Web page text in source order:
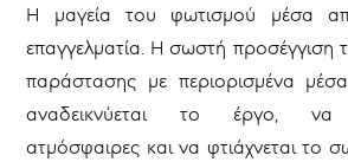
Η μαγεία του φωτισμού μέσα
επαγγελματία. Η σωστή προσέγγιση
παράστασης με περιορισμένα
αναδεικνύεται το έργο, να
ατμόσφαιρες και να φτιάχνεται το